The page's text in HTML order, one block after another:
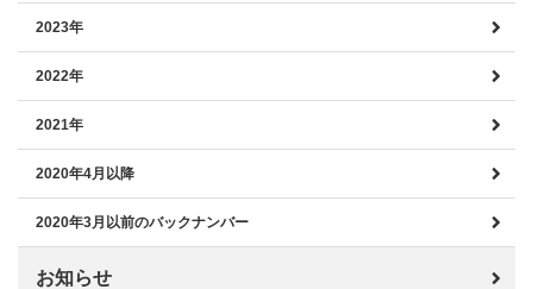
2023年
2022年
2021年
2020年4月以降
2020年3月以前のバックナンバー
お知らせ